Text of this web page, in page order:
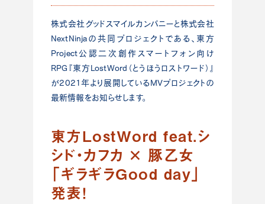
株式会社グッドスマイルカンパニーと株式会社
NextNinjaの共同プロジェクトである、東方
Project公認二次創作スマートフォン向け
RPG『東方LostWord（とうほうロストワード）』
が2021年より展開しているMVプロジェクトの
最新情報をお知らせします。
東方LostWord feat.シ
シド・カフカ × 豚乙女
「ギラギラGood day」
発表！